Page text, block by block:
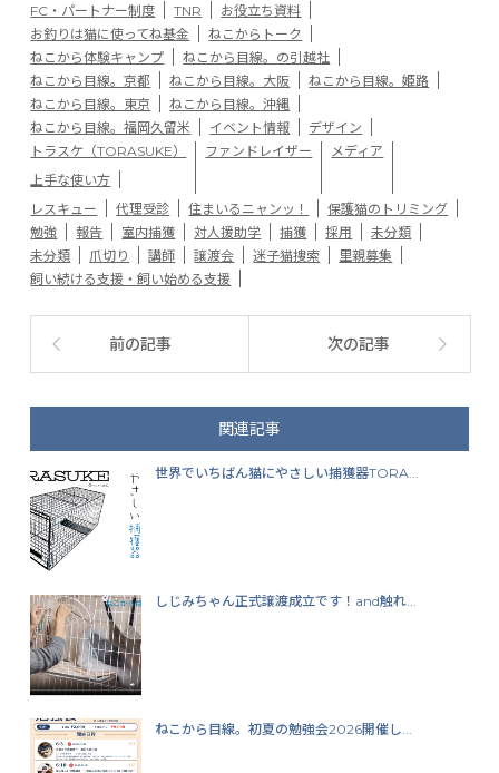
FC・パートナー制度 TNR
お役立ち資料
お釣りは猫に使ってね基金
ねこからトーク
ねこから体験キャンプ
ねこから目線。の引越社
ねこから目線。京都
ねこから目線。大阪
ねこから目線。姫路
ねこから目線。東京
ねこから目線。沖縄
ねこから目線。福岡久留米
イベント情報
デザイン
トラスケ（TORASUKE）
上手な使い方
ファンドレイザー メディア
レスキュー 代理受診 住まいるニャンッ！
保護猫のトリミング
勉強
報告 室内捕獲 対人援助学 捕獲 採用
未分類
未分類
爪切り 講師 譲渡会 迷子猫捜索
里親募集
飼い続ける支援・飼い始める支援
前の記事 次の記事
関連記事
世界でいちばん猫にやさしい捕獲器TORA...
しじみちゃん正式譲渡成立です！and触れ...
ねこから目線。初夏の勉強会2026開催し...